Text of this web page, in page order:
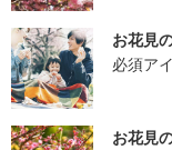
お花見
必須ア
お花見